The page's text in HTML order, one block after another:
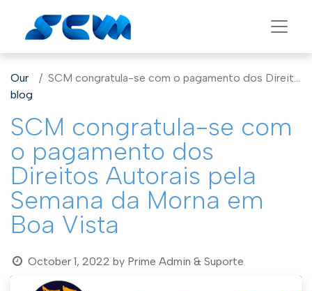
Our
blog
SCM congratula-se com o pagamento dos Direitos Autorais pela Semana da Morna em Boa Vista
SCM congratula-se com
o pagamento dos
Direitos Autorais pela
Semana da Morna em
Boa Vista
October 1, 2022 by Prime Admin & Suporte